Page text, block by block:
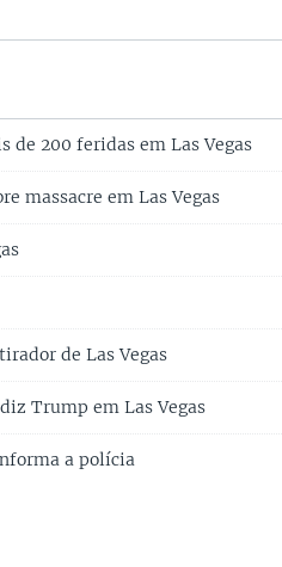
de 200 feridas em Las Vegas
massacre em Las Vegas
de Las Vegas
Trump em Las Vegas
a polícia